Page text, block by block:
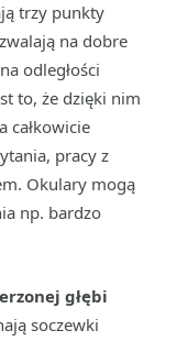
trzy punkty
na dobre
odległości
to, że dzięki nim
całkowicie
pracy z
Okulary mogą
np. bardzo
głębi
soczewki